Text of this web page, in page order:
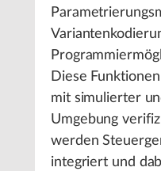
Diese
mit simulierter
Umgebung
werden
integriert und